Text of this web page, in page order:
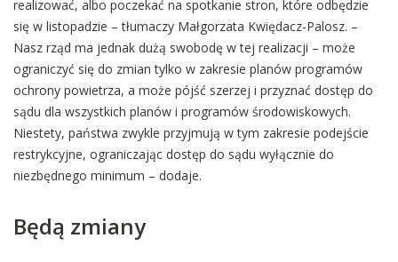
realizować, albo poczekać na spotkanie stron, które odbędzie
się w listopadzie – tłumaczy Małgorzata Kwiędacz-Palosz. –
Nasz rząd ma jednak dużą swobodę w tej realizacji – może
ograniczyć się do zmian tylko w zakresie planów programów
ochrony powietrza, a może pójść szerzej i przyznać dostęp do
sądu dla wszystkich planów i programów środowiskowych.
Niestety, państwa zwykle przyjmują w tym zakresie podejście
restrykcyjne, ograniczając dostęp do sądu wyłącznie do
niezbędnego minimum – dodaje.
Będą zmiany